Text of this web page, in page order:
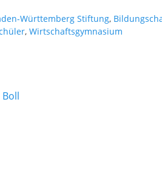
Württemberg Stiftung,
, Wirtschaftsgymnasium